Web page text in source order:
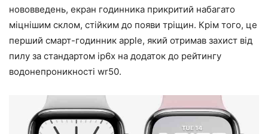
нововведень, екран годинника прикритий набагато
міцнішим склом, стійким до появи тріщин. Крім того, це
перший смарт-годинник apple, який отримав захист від
пилу за стандартом ip6x на додаток до рейтингу
водонепроникності wr50.